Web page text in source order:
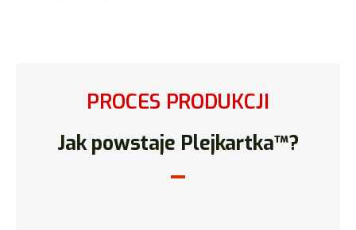
PROCES PRODUKCJI
Jak powstaje Plejkartka™?